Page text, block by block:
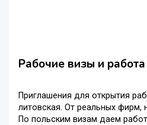
Рабочие визы и
Приглашения для открытия
литовская. От реальных фирм,
По польским визам даем